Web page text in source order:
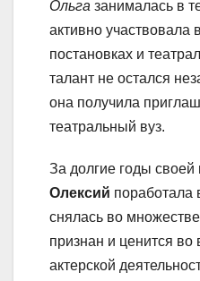
Ольга занималась в
активно участвовала
постановках и
талант не остался
она получила
театральный вуз.
За долгие годы своей
Олексий поработала
снялась во
признан и ценится
актерской